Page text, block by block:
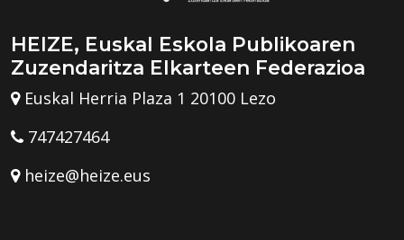
HEIZE, Euskal Eskola Publikoaren
Zuzendaritza Elkarteen Federazioa
Euskal Herria Plaza 1 20100 Lezo
747427464
heize@heize.eus